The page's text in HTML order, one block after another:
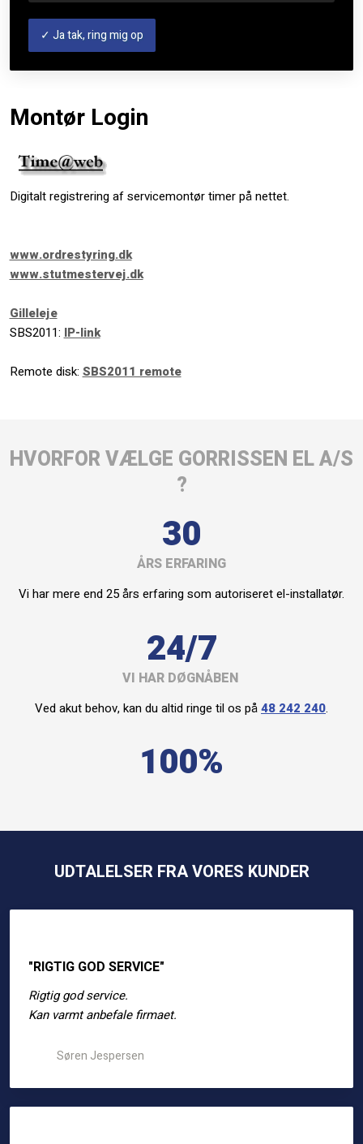
Montør Login​
Digitalt registrering af servicemontør timer på nettet.
www.ordrestyring.dk
www.stutmestervej.dk
Gilleleje
SBS2011: IP-link
Remote disk: SBS2011 remote
HVORFOR VÆLGE GORRISSEN EL A/S
?
30
ÅRS ERFARING
Vi har mere end 25 års erfaring som autoriseret el-installatør.
24/7
VI HAR DØGNÅBEN
Ved akut behov, kan du altid ringe til os på48 242 240.
100%
UDTALELSER FRA VORES KUNDER
"RIGTIG GOD SERVICE"
Rigtig god service.
​Kan varmt anbefale firmaet.​
Søren Jespersen